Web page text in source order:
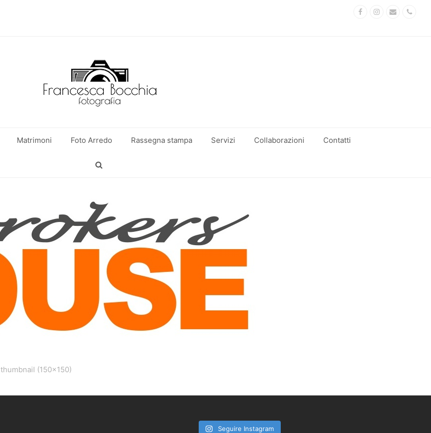
FacebookInstagram
Email
Matrimoni Foto Arredo Rassegna stampa Servizi Collaborazioni Contatti
thumbnail (150x150)
Seguire Instagram